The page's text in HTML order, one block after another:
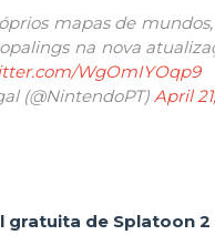
mapas de
na nova
WgOmIYOqp9
(@NintendoPT) April
gratuita de Splatoon